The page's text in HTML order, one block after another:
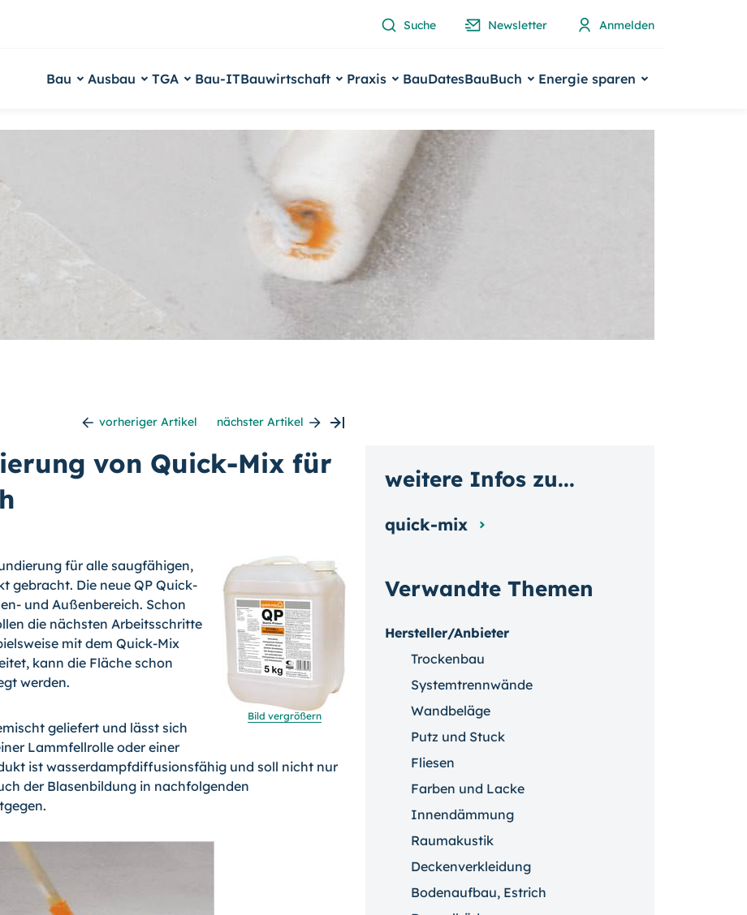
Suche Newsletter Anmelden
Bau Ausbau TGA Bau-ITBauwirtschaft Praxis BauDatesBauBuch Energie sparen
vorheriger Artikel nächster Artikel
von Quick-Mix für
Bild vergrößern
für alle saugfähigen,
ge­bracht. Die neue QP Quick-
und Außenbereich. Schon
die nächsten Arbeitsschritte
mit dem Quick-Mix
kann die Fläche schon
werden.
geliefert und lässt sich
Lamm­fellrolle oder einer
ist wasserdampfdiffusionsfähig und soll nicht nur
der Blasenbildung in nachfolgenden
Verwandte Themen
Hersteller/Anbieter
Trockenbau
Systemtrennwände
Wandbeläge
Putz und Stuck
Fliesen
Farben und Lacke
Innendämmung
Raumakustik
Deckenverkleidung
Bodenaufbau, Estrich
weitere Infos zu...
quick-mix